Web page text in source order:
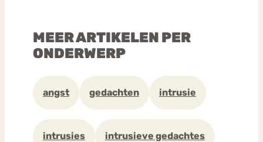
MEER ARTIKELEN PER
ONDERWERP
angst gedachten intrusie
intrusies intrusieve gedachtes